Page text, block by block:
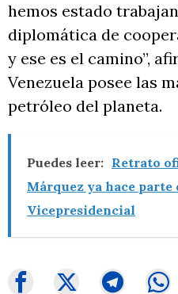
hemos estado
diplomática de
y ese es el camino”,
Venezuela posee las
petróleo del planeta.
Puedes leer: Retrato
Márquez ya hace parte
Vicepresidencial